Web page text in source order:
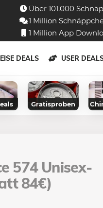
Über 101.000
1 Million
1 Million App
DEALS USER
Gratisproben
574 Unisex-
84€)